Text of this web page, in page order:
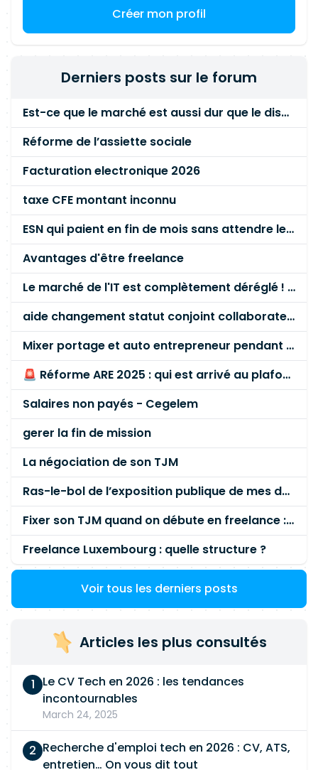
Créer mon profil
Derniers posts sur le forum
Est-ce que le marché est aussi dur que le disent les commerciaux ?
Réforme de l’assiette sociale
Facturation electronique 2026
taxe CFE montant inconnu
ESN qui paient en fin de mois sans attendre le paiement client ?
Avantages d'être freelance
Le marché de l'IT est complètement déréglé ! STOP à cette mascarade ! Il faut s'unir et résister !
aide changement statut conjoint collaborateur
Mixer portage et auto entrepreneur pendant des années - quel risque ?
🚨 Réforme ARE 2025 : qui est arrivé au plafond des 60 % en gardant son entreprise ?
Salaires non payés - Cegelem
gerer la fin de mission
La négociation de son TJM
Ras-le-bol de l’exposition publique de mes données personnelles liées à mon entreprise
Fixer son TJM quand on débute en freelance : la méthode mathématique (et pas au feeling) 🛑
Freelance Luxembourg : quelle structure ?
Voir tous les derniers posts
Articles les plus consultés
Le CV Tech en 2026 : les tendances
incontournables
March 24, 2025
Recherche d'emploi tech en 2026 : CV, ATS,
entretien… On vous dit tout